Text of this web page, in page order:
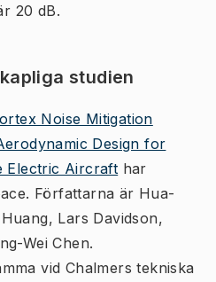
20 dB.
studien
Noise Mitigation
Design for
Electric Aircraft har
Författarna är Hua-
Lars Davidson,
Wei Chen.
vid Chalmers tekniska